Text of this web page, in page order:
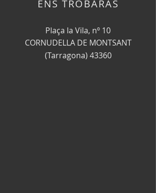
ENS TROBARÀS
Plaça la Vila, nº 10
CORNUDELLA DE MONTSANT
(Tarragona) 43360